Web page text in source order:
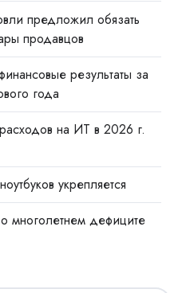
предложил обязать
продавцов
результаты за
года
на ИТ в 2026 г.
укрепляется
многолетнем дефиците